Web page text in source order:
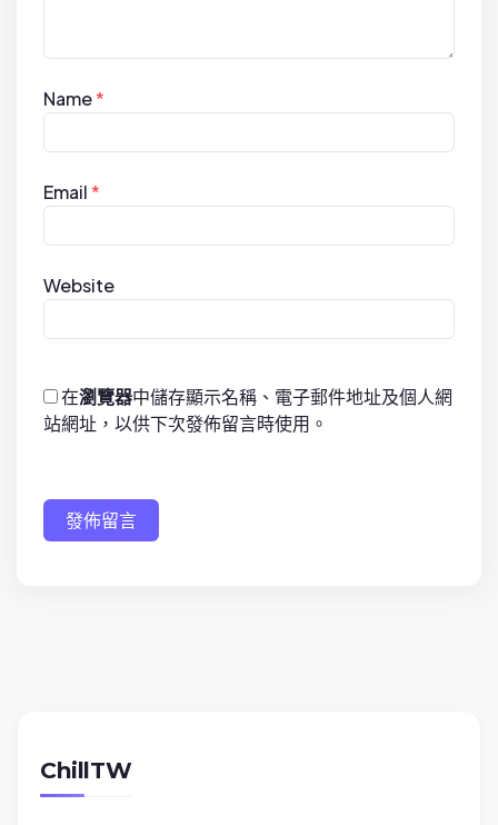
Name*
Email*
Website
在瀏覽器中儲存顯示名稱、電子郵件地址及個人網
站網址，以供下次發佈留言時使用。
發佈留言
ChillTW